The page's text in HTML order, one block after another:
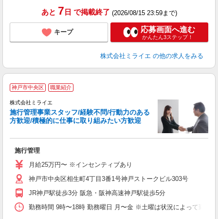
あと 7 日 で掲載終了 (2026/08/15 23:59まで)
キープ 応募画面へ進む
かんたん3ステップ！
株式会社ミライエ の他の求人をみる
神戸市中央区 職業紹介
株式会社ミライエ
施行管理事業スタッフ/経験不問/行動力のある
方歓迎/積極的に仕事に取り組みたい方歓迎
施行管理
月給25万円〜 ※インセンティブあり
神戸市中央区相生町4丁目3番1号神戸ストークビル303号
JR神戸駅徒歩3分 阪急・阪神高速神戸駅徒歩5分
勤務時間 9時〜18時 勤務曜日 月〜金 ※土曜は状況によって勤務